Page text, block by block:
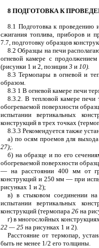
8 ПОДГОТОВКА К
8.1 Подготовка к проведению
сжигания топлива, приборов и
7.7, подготовку образцов
8.2 Образцы на печи
огневой камере с
(рисунки 1 и 2, позиции 3 и 10).
8.3 Термопары в огневой и
образом.
8.3 1 В огневой камере печи
8.3.2. В тепловой камере печи
обогреваемой поверхности
испытании вертикальных
конструкций в трех точках
8.3.3 Рекомендуется также
а) по осям проемов для
27);.
б) на образце и по его
обогреваемой поверхности
— на расстоянии 400 мм от
конструкций и 250 мм — при
рисунках 1 и 2);
в) в стыковом соединении
испытании вертикальных
конструкций (термопара 26 на
г) в многослойных
22 — 25 на рисунках 1 и 2).
Расстояние от термопар,
быть не менее 1/2 его толщины.